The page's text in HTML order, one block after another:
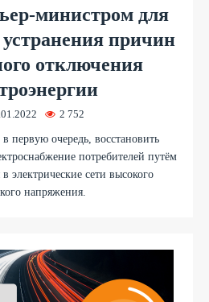
министром для
причин
отключения
2 752
первую очередь, восстановить
потребителей путём
электрические сети высокого
напряжения.